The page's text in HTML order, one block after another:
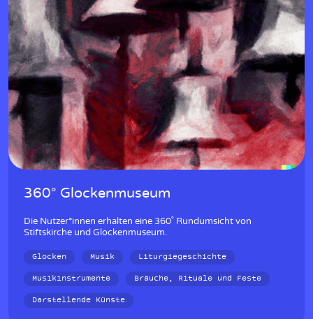
360° Glockenmuseum
Die Nutzer*innen erhalten eine 360˚ Rundumsicht von
Stiftskirche und Glockenmuseum.
Glocken Musik
Liturgiegeschichte
Musikinstrumente
Bräuche, Rituale und Feste
Darstellende Künste